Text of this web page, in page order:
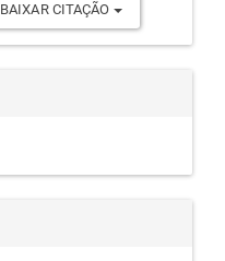
BAIXAR CITAÇÃO